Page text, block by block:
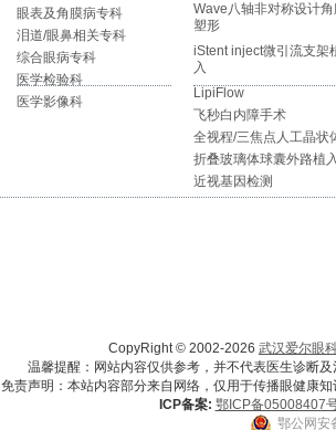
眼表及角膜病专科
泪道/眼鼻相关专科
综合眼病专科
医学检验科
医学影像科
Wave八轴非对称设计
塑形
iStent inject微引流支架
入
LipiFlow
飞秒白内障手术
全视程/三焦点人工晶状
折叠玻璃体球囊外路植入
近视基因检测
CopyRight © 2002-2026 武汉爱尔眼
温馨提醒：网站内容仅供参考，并不代表医生诊断
免责声明：本站内容部分来自网络，仅用于传播眼健康
ICP备案: 鄂ICP备05008407
鄂公网安